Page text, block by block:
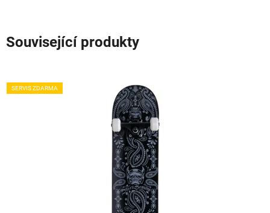
Související produkty
SERVIS ZDARMA